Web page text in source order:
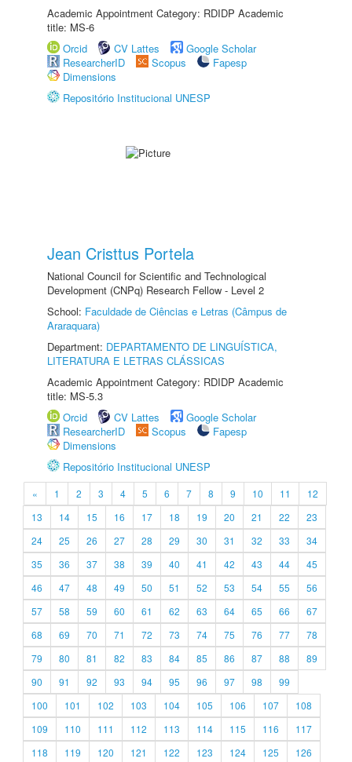
Academic Appointment Category: RDIDP Academic
title: MS-6
Orcid
CV Lattes
Google Scholar
ResearcherID
Scopus
Fapesp
Dimensions
Repositório Institucional UNESP
Jean Cristtus Portela
National Council for Scientific and Technological
Development (CNPq) Research Fellow - Level 2
School: Faculdade de Ciências e Letras (Câmpus de
Araraquara)
Department: DEPARTAMENTO DE LINGUÍSTICA,
LITERATURA E LETRAS CLÁSSICAS
Academic Appointment Category: RDIDP Academic
title: MS-5.3
Orcid
CV Lattes
Google Scholar
ResearcherID
Scopus
Fapesp
Dimensions
Repositório Institucional UNESP
« 1 2 3 4 5 6 7 8 9 10 11
12
13
14 15 16 17 18 19 20 21 22
23
24
25 26 27 28 29 30 31 32 33
34
35
36 37 38 39 40 41 42 43 44
45
46
47 48 49 50 51 52 53 54 55
56
57
58 59 60 61 62 63 64 65 66
67
68
69 70 71 72 73 74 75 76 77
78
79
80 81 82 83 84 85 86 87 88
89
90
91 92 93 94 95 96 97 98
99
100
101 102 103 104 105 106 107
108
109
110 111 112 113 114 115 116
117
118
119 120 121 122 123 124 125
126